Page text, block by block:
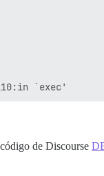
de Discourse